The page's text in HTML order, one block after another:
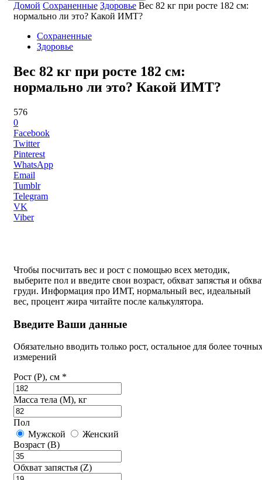
Домой Сохраненные Здоровье Вес 82 кг при росте 182 см:
нормально ли это? Какой ИМТ?
Сохраненные
Здоровье
Вес 82 кг при росте 182 см:
нормально ли это? Какой ИМТ?
576
0
Facebook
Twitter
Pinterest
WhatsApp
Email
Tumblr
Telegram
VK
Viber
Чтобы посчитать вес и рост с помощью всех методик,
выберите пол и введите свои возраст, обхват запястья и
груди. Информация про ИМТ, нормальный вес, идеальный
вес, процент жира читайте после калькулятора.
Введите Ваши данные
Обязательно вводить только рост, остальное для более
измерений
Рост (P), см *
Масса тела (M), кг
Пол
Мужской
Женский
Возраст (B)
Обхват запястья (Z)